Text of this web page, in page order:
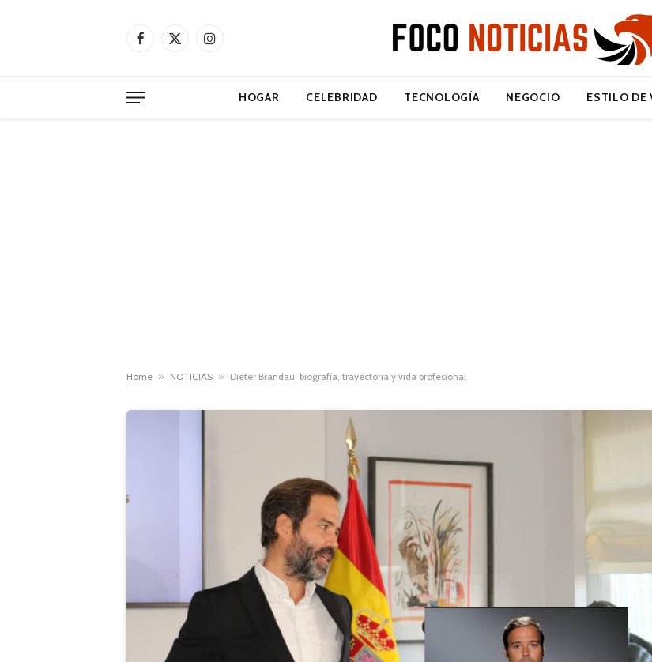
Facebook
X
Instagram
HOGAR CELEBRIDAD TECNOLOGÍA NEGOCIO ESTILO DE
Home » NOTICIAS » Dieter Brandau: biografía, trayectoria y vida profesional